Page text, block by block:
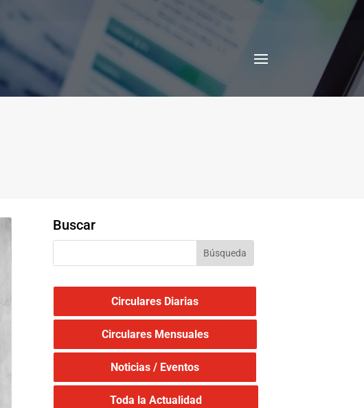
Buscar
Circulares Diarias
Circulares Mensuales
Noticias / Eventos
Toda la Actualidad